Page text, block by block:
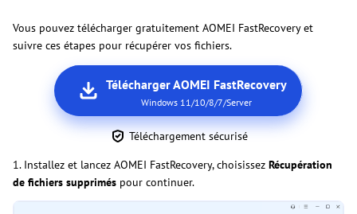
Vous pouvez télécharger gratuitement AOMEI FastRecovery et
suivre ces étapes pour récupérer vos fichiers.
Télécharger AOMEI FastRecovery
Windows 11/10/8/7/Server
Téléchargement sécurisé
1. Installez et lancez AOMEI FastRecovery, choisissez Récupération
de fichiers supprimés pour continuer.